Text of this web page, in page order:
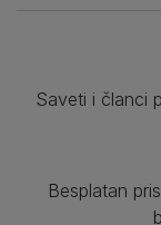
Saveti i članci
Besplatan